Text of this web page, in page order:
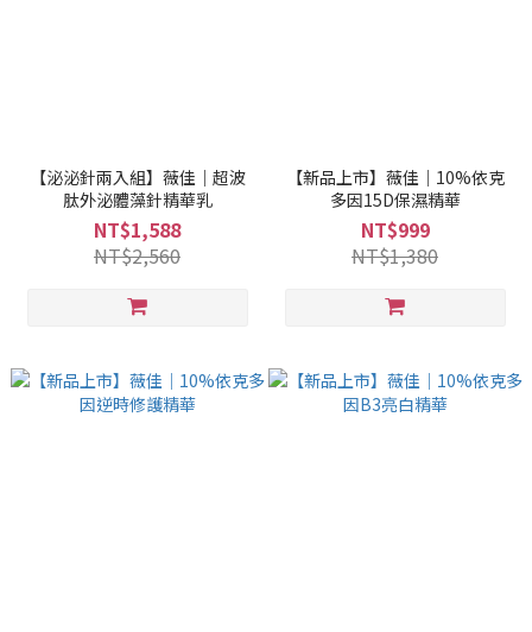
【泌泌針兩入組】薇佳｜超波
肽外泌體藻針精華乳
NT$1,588
NT$2,560
【新品上市】薇佳｜10%依克
多因15D保濕精華
NT$999
NT$1,380